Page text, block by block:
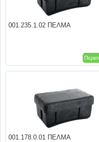
001.235.1.02 ΠΕΛΜΑ
001.178.0.01 ΠΕΛΜΑ